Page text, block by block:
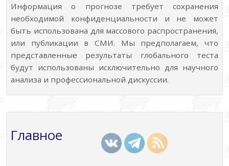
Информация о прогнозе требует сохранения
необходимой конфиденциальности и не может
быть использована для массового распространения,
или публикации в СМИ. Мы предполагаем, что
представленные результаты глобального теста
будут использованы исключительно для научного
анализа и профессиональной дискуссии.
Главное